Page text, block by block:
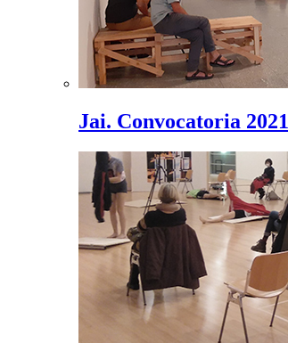
Jai. Convocatoria 2021